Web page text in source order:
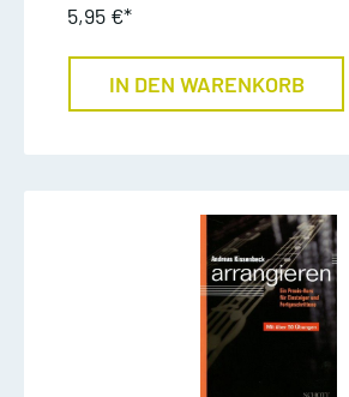
5,95 €*
IN DEN WARENKORB